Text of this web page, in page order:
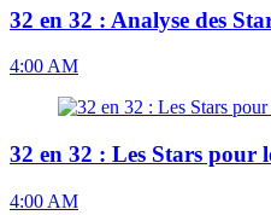
32 en 32 : Analyse des
4:00 AM
32 en 32 : Les Stars pour
4:00 AM